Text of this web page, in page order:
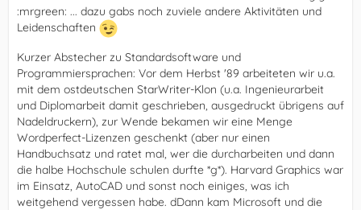
:mrgreen: ... dazu gabs noch zuviele andere Aktivitäten und
Leidenschaften
Kurzer Abstecher zu Standardsoftware und
Programmiersprachen: Vor dem Herbst '89 arbeiteten wir u.a.
mit dem ostdeutschen StarWriter-Klon (u.a. Ingenieurarbeit
und Diplomarbeit damit geschrieben, ausgedruckt übrigens auf
Nadeldruckern), zur Wende bekamen wir eine Menge
Wordperfect-Lizenzen geschenkt (aber nur einen
Handbuchsatz und ratet mal, wer die durcharbeiten und dann
die halbe Hochschule schulen durfte *g*). Harvard Graphics war
im Einsatz, AutoCAD und sonst noch einiges, was ich
weitgehend vergessen habe. dDann kam Microsoft und die